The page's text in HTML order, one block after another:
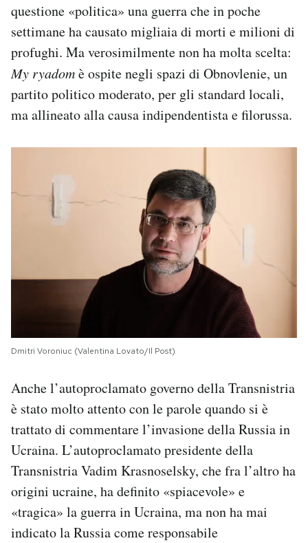
questione «politica» una guerra che in poche
settimane ha causato migliaia di morti e milioni di
profughi. Ma verosimilmente non ha molta scelta:
My ryadomè ospite negli spazi di Obnovlenie, un
partito politico moderato, per gli standard locali,
ma allineato alla causa indipendentista e filorussa.
Dmitri Voroniuc (Valentina Lovato/Il Post)
Anche l’autoproclamato governo della Transnistria
è stato molto attento con le parole quando si è
trattato di commentare l’invasione della Russia in
Ucraina. L’autoproclamato presidente della
Transnistria Vadim Krasnoselsky, che fra l’altro ha
origini ucraine, ha definito «spiacevole» e
«tragica» la guerra in Ucraina, ma non ha mai
indicato la Russia come responsabile